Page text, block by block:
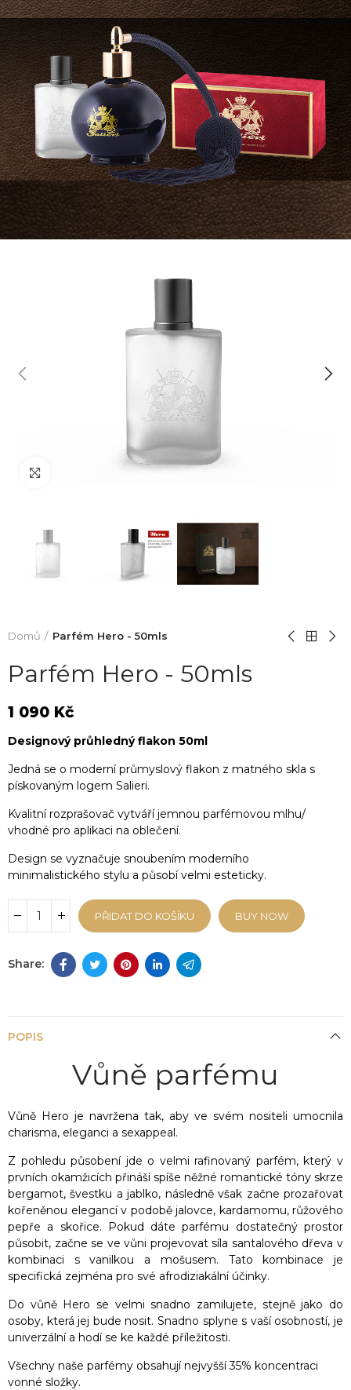
Domů Parfém Hero - 50mls
Parfém Hero - 50mls
1 090 Kč
Designový průhledný flakon 50ml
Jedná se o moderní průmyslový flakon z matného skla s
pískovaným logem Salieri.
Kvalitní rozprašovač vytváří jemnou parfémovou mlhu/
vhodné pro aplikaci na oblečení.
Design se vyznačuje snoubením moderního
minimalistického stylu a působí velmi esteticky.
PŘIDAT DO KOŠÍKU BUY NOW
POPIS
Vůně parfému
Vůně Hero je navržena tak, aby ve svém nositeli umocnila
charisma, eleganci a sexappeal.
Z pohledu působení jde o velmi rafinovaný parfém, který v
prvních okamžicích přináší spíše něžné romantické tóny skrze
bergamot, švestku a jablko, následně však začne prozařovat
kořeněnou elegancí v podobě jalovce, kardamomu, růžového
pepře a skořice. Pokud dáte parfému dostatečný prostor
působit, začne se ve vůni projevovat síla santalového dřeva v
kombinaci s vanilkou a mošusem. Tato kombinace je
specifická zejména pro své afrodiziakální účinky.
Do vůně Hero se velmi snadno zamilujete, stejně jako do
osoby, která jej bude nosit. Snadno splyne s vaší osobností, je
univerzální a hodí se ke každé příležitosti.
Všechny naše parfémy obsahují nejvyšší 35% koncentraci
vonné složky.